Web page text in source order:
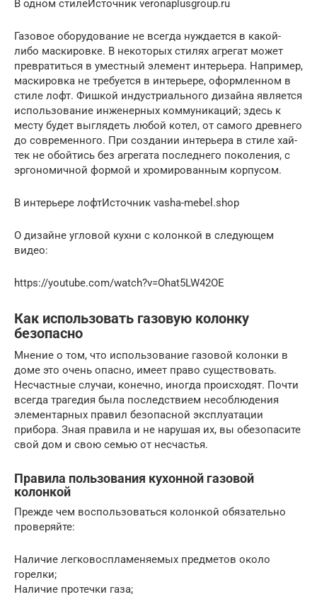
В одном стилеИсточник veronaplusgroup.ru
Газовое оборудование не всегда нуждается в какой-
либо маскировке. В некоторых стилях агрегат может
превратиться в уместный элемент интерьера. Например,
маскировка не требуется в интерьере, оформленном в
стиле лофт. Фишкой индустриального дизайна является
использование инженерных коммуникаций; здесь к
месту будет выглядеть любой котел, от самого древнего
до современного. При создании интерьера в стиле хай-
тек не обойтись без агрегата последнего поколения, с
эргономичной формой и хромированным корпусом.
В интерьере лофтИсточник vasha-mebel.shop
О дизайне угловой кухни с колонкой в следующем
видео:
https://youtube.com/watch?v=Ohat5LW42OE
Как использовать газовую колонку
безопасно
Мнение о том, что использование газовой колонки в
доме это очень опасно, имеет право существовать.
Несчастные случаи, конечно, иногда происходят. Почти
всегда трагедия была последствием несоблюдения
элементарных правил безопасной эксплуатации
прибора. Зная правила и не нарушая их, вы обезопасите
свой дом и свою семью от несчастья.
Правила пользования кухонной газовой
колонкой
Прежде чем воспользоваться колонкой обязательно
проверяйте:
Наличие легковоспламеняемых предметов около
горелки;
Наличие протечки газа;